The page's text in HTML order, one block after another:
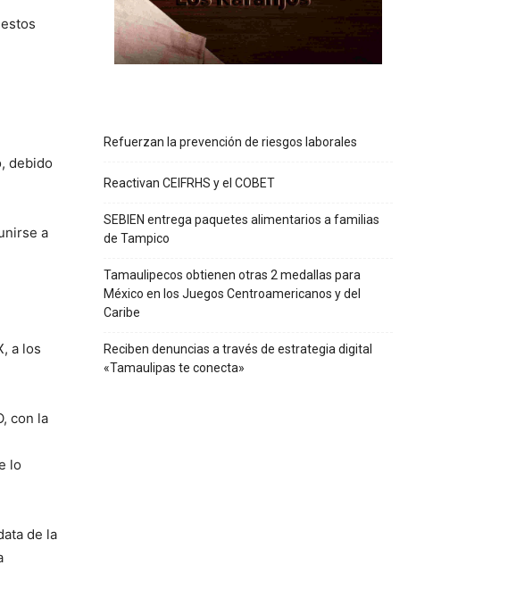
debido
a
a los
con la
lo
de la
Refuerzan la prevención de riesgos laborales
Reactivan CEIFRHS y el COBET
SEBIEN entrega paquetes alimentarios a familias
de Tampico
Tamaulipecos obtienen otras 2 medallas para
México en los Juegos Centroamericanos y del
Caribe
Reciben denuncias a través de estrategia digital
«Tamaulipas te conecta»